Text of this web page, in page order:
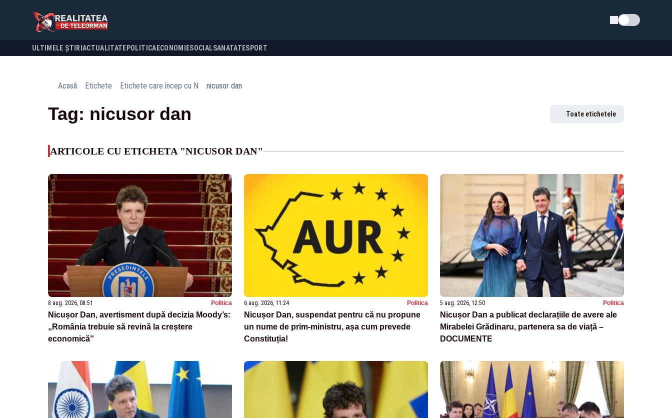
Schimba tema
ULTIMELE ȘTIRI ACTUALITATE POLITICA ECONOMIESOCIALSANATATESPORT
Acasă Etichete Etichete care încep cu N nicusor dan
Tag: nicusor dan Toate etichetele
ARTICOLE CU ETICHETA "NICUSOR DAN"
8 aug. 2026, 08:51 Politica
Nicușor Dan, avertisment după decizia Moody’s:
„România trebuie să revină la creștere
economică”
6 aug. 2026, 11:24 Politica
Nicușor Dan, suspendat pentru că nu propune
un nume de prim-ministru, așa cum prevede
Constituția!
5 aug. 2026, 12:50 Politica
Nicușor Dan a publicat declarațiile de avere ale
Mirabelei Grădinaru, partenera sa de viață –
DOCUMENTE